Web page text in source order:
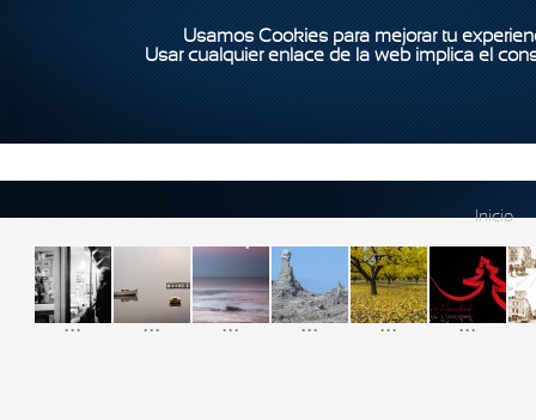
Usamos Cookies para mejorar tu
Usar cualquier enlace de la web implica el
Inicio
... ... ... ... ... ...